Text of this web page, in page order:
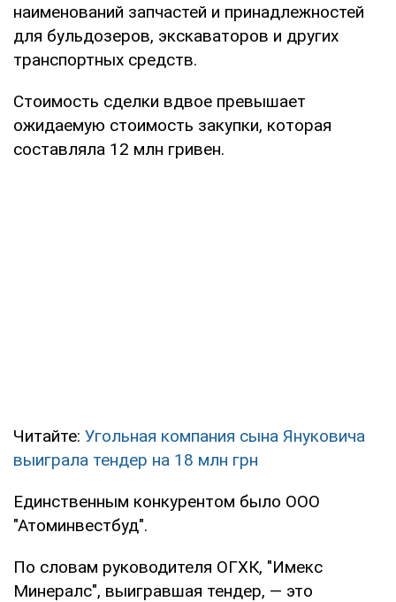
наименований запчастей и принадлежностей
для бульдозеров, экскаваторов и других
транспортных средств.
Стоимость сделки вдвое превышает
ожидаемую стоимость закупки, которая
составляла 12 млн гривен.
Читайте: Угольная компания сына Януковича
выиграла тендер на 18 млн грн
Единственным конкурентом было ООО
"Атоминвестбуд".
По словам руководителя ОГХК, "Имекс
Минералс", выигравшая тендер, — это